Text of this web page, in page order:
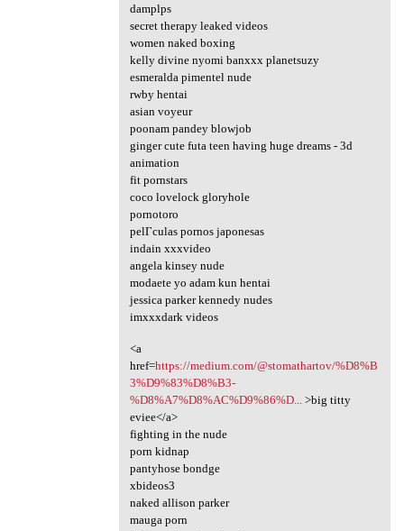
damplps
secret therapy leaked videos
women naked boxing
kelly divine nyomi banxxx planetsuzy
esmeralda pimentel nude
rwby hentai
asian voyeur
poonam pandey blowjob
ginger cute futa teen having huge dreams - 3d
animation
fit pornstars
coco lovelock gloryhole
pornotoro
pelГ­culas pornos japonesas
indain xxxvideo
angela kinsey nude
modaete yo adam kun hentai
jessica parker kennedy nudes
imxxxdark videos
<a
href=https://medium.com/@stomathartov/%D8%B
3%D9%83%D8%B3-
%D8%A7%D8%AC%D9%86%D...
>big titty
eviee</a>
fighting in the nude
porn kidnap
pantyhose bondge
xbideos3
naked allison parker
mauga porn